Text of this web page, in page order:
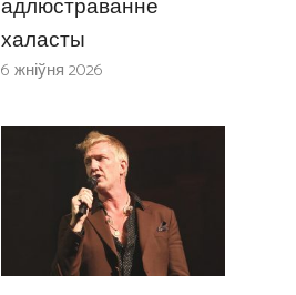
адлюстраванне
халасты
6 жніўня 2026